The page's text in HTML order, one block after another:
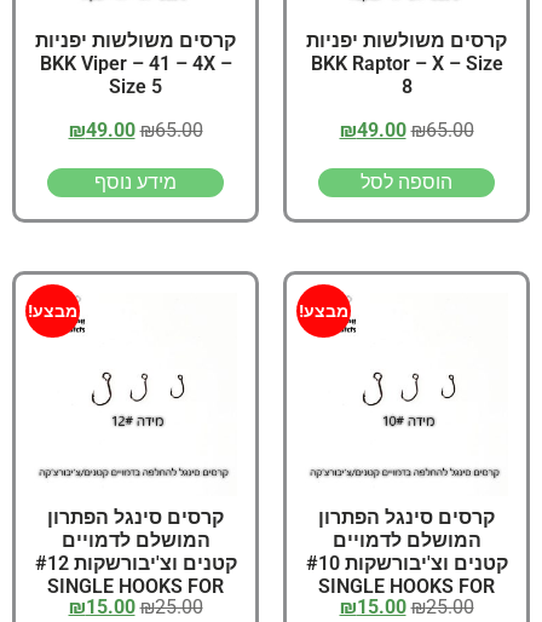
קרסים משולשות יפניות
BKK Raptor – X – Size
8
₪65.00
₪49.00
הוספה לסל
קרסים משולשות יפניות
BKK Viper – 41 – 4X –
Size 5
₪65.00
₪49.00
מידע נוסף
מבצע!
קרסים סינגל הפתרון
המושלם לדמויים
קטנים וצ'יבורשקות #10
SINGLE HOOKS FOR
LURES Size
₪25.00
₪15.00
מבצע!
קרסים סינגל הפתרון
המושלם לדמויים
קטנים וצ'יבורשקות #12
SINGLE HOOKS FOR
LURES Size
₪25.00
₪15.00